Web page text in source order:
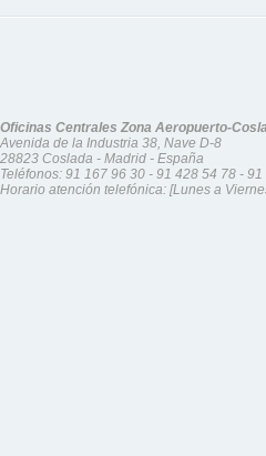
Oficinas Centrales Zona Aeropuerto-
Avenida de la Industria 38, Nave D-8
28823 Coslada - Madrid - España
Teléfonos: 91 167 96 30 - 91 428 54 78 - 91
Horario atención telefónica: [Lunes a